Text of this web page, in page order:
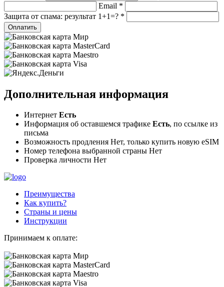
Email *
Защита от спама: результат 1+1=? *
Дополнительная информация
Интернет Есть
Информация об оставшемся трафике Есть, по ссылке из
письма
Возможность продления Нет, только купить новую eSIM
Номер телефона выбранной страны Нет
Проверка личности Нет
Преимущества
Как купить?
Страны и цены
Инструкции
Принимаем к оплате: